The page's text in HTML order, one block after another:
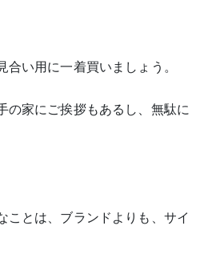
合い用に一着買いましょう。
の家にご挨拶もあるし、無駄に
ことは、ブランドよりも、サイ